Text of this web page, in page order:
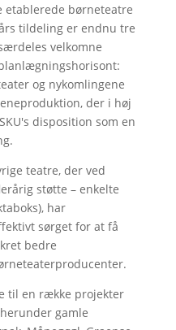
børneteatre
tildeling er endnu tre
velkomne
og nykomlingene
der i høj
disposition som en
teatre, der ved
støtte – enkelte
har
sørget for at få
bedre
til en række projekter
gamle